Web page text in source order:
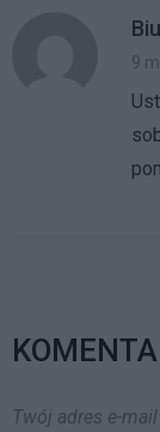
9
Twój adres e-